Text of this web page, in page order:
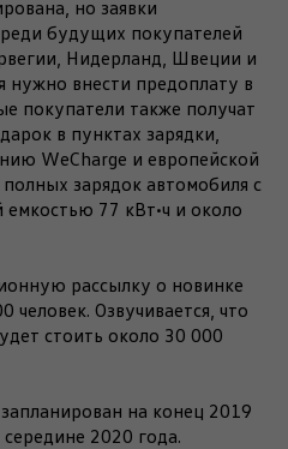
но заявки
будущих покупателей
Нидерланд, Швеции и
нужно внести предоплату в
покупатели также получат
в пунктах зарядки,
WeCharge и европейской
зарядок автомобиля с
77 кВт•ч и около
рассылку о новинке
человек. Озвучивается, что
стоить около 30 000
на конец 2019
2020 года.